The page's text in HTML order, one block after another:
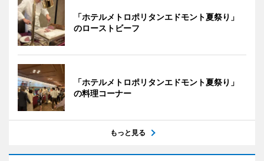
「ホテルメトロポリタンエドモント夏祭り」
のローストビーフ
「ホテルメトロポリタンエドモント夏祭り」
の料理コーナー
もっと見る